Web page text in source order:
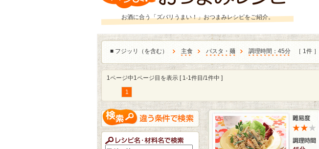
お酒に合う「ズバリうまい！」おつまみレシピをご紹介。
■ フジッリ（を含む） 主食 パスタ・麺 調理時間：45分 ［ 1件 ］
1ページ中1ページ目を表示 [ 1-1件目/1件中 ]
1